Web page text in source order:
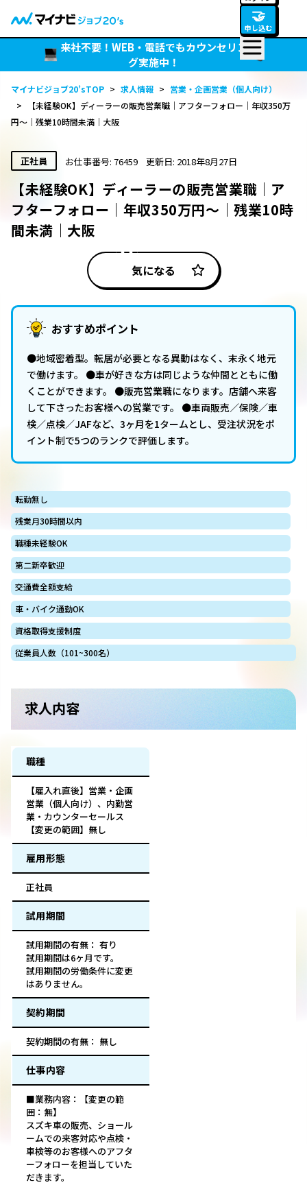
🤝
申し込む
来社不要！WEB・電話でもカウンセリン
グ実施中！
マイナビジョブ20’sTOP > 求人情報 > 営業・企画営業（個人向け）
>
【未経験OK】ディーラーの販売営業職｜アフターフォロー｜年収350万
円～｜残業10時間未満｜大阪
正社員 お仕事番号: 76459 更新日: 2018年8月27日
【未経験OK】ディーラーの販売営業職｜ア
フターフォロー｜年収350万円～｜残業10時
間未満｜大阪
気になる
おすすめポイント
●地域密着型。転居が必要となる異動はなく、末永く地元
で働けます。 ●車が好きな方は同じような仲間とともに働
くことができます。 ●販売営業職になります。店舗へ来客
して下さったお客様への営業です。 ●車両販売／保険／車
検／点検／JAFなど、3ヶ月を1タームとし、受注状況をポ
イント制で5つのランクで評価します。
転勤無し
残業月30時間以内
職種未経験OK
第二新卒歓迎
交通費全額支給
車・バイク通勤OK
資格取得支援制度
従業員人数（101~300名）
求人内容
職種
【雇入れ直後】営業・企画
営業（個人向け）、内勤営
業・カウンターセールス
【変更の範囲】無し
雇用形態
正社員
試用期間
試用期間の有無： 有り
試用期間は6ヶ月です。
試用期間の労働条件に変更
はありません。
契約期間
契約期間の有無： 無し
仕事内容
■業務内容：【変更の範
囲：無】
スズキ車の販売、ショール
ームでの来客対応や点検・
車検等のお客様へのアフタ
ーフォローを担当していた
だきます。